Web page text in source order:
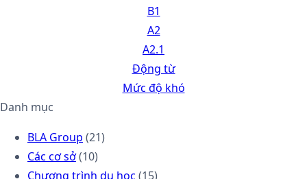
B1
A2
A2.1
Động từ
Mức độ khó
Danh mục
BLA Group (21)
Các cơ sở(10)
Chương trình du học (15)